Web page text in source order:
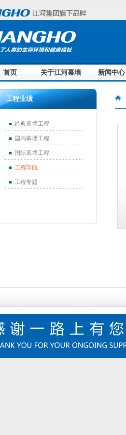
首页 关于江河幕墙 新闻中心
工程业绩
经典幕墙工程
国内幕墙工程
国际幕墙工程
工程导航
工程专题